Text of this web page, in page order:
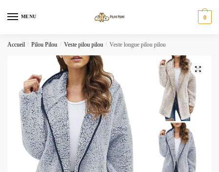
MENU 0
Accueil / Pilou Pilou / Veste pilou pilou / Veste longue pilou pilou